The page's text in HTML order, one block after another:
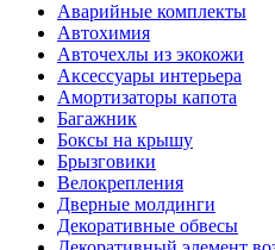
Аварийные комплекты
Автохимия
Авточехлы из экокожи
Аксессуары интерьера
Амортизаторы капота
Багажник
Боксы на крышу
Брызговики
Велокрепления
Дверные молдинги
Декоративные обвесы